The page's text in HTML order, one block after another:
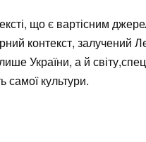
що є вартісним
контекст, залучений
України, а й
самої культури.